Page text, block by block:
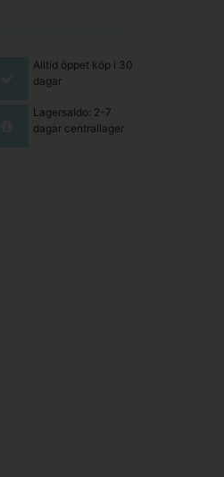
Alltid öppet köp i 30
dagar
Lagersaldo: 2-7
dagar centrallager